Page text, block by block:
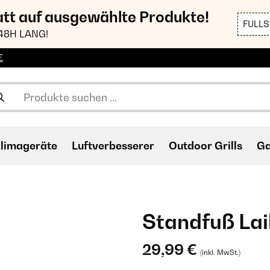
auf ausgewählte Produkte!
LANG!
Luftverbesserer Outdoor Grills
Standfuß
29,99 € (inkl. MwSt.)